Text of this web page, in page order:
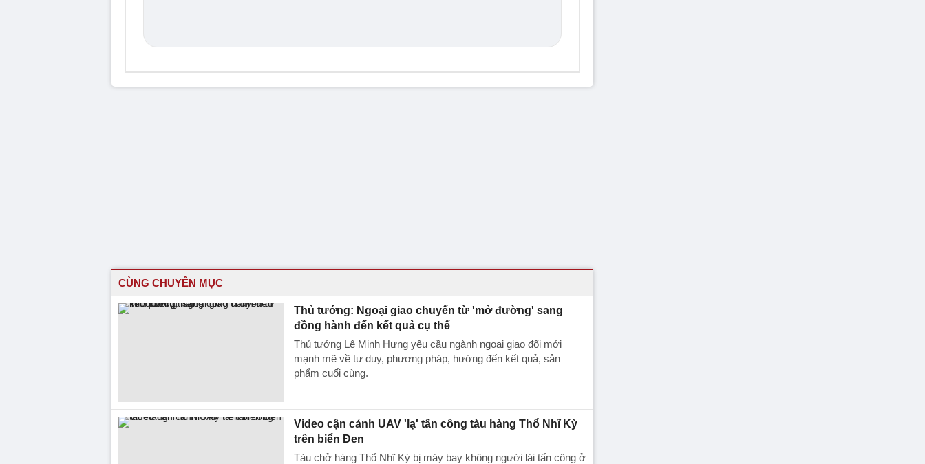
CÙNG CHUYÊN MỤC
Thủ tướng: Ngoại giao chuyển từ 'mở đường' sang
đồng hành đến kết quả cụ thể
Thủ tướng Lê Minh Hưng yêu cầu ngành ngoại giao đổi mới
mạnh mẽ về tư duy, phương pháp, hướng đến kết quả, sản
phẩm cuối cùng.
Video cận cảnh UAV 'lạ' tấn công tàu hàng Thổ Nhĩ Kỳ
trên biển Đen
Tàu chở hàng Thổ Nhĩ Kỳ bị máy bay không người lái tấn công ở